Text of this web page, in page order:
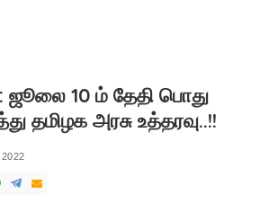
10 ம் தேதி பொது
தமிழக அரசு உத்தரவு..!!